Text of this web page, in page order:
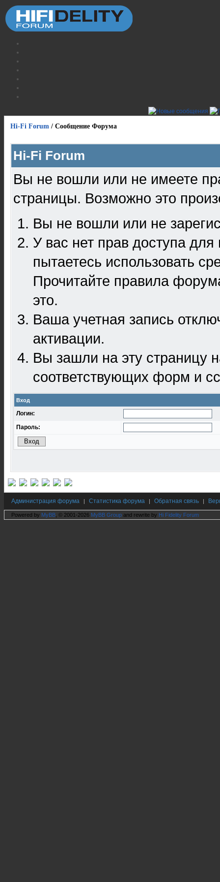
Hi-Fi Forum / Сообщение Форума
Hi-Fi Forum
Вы не вошли или не имеете
страницы. Возможно это
Вы не вошли или не
У вас нет прав доступа
пытаетесь использовать
Прочитайте правила
это.
Ваша учетная запись
активации.
Вы зашли на эту
соответствующих форм и
Вход
Логин:
Пароль:
Администрация форума | Статистика форума | Обратная связь |
Powered by MyBB , © 2001-2026 MyBB Group and rewrite by Hi Fidelity Forum